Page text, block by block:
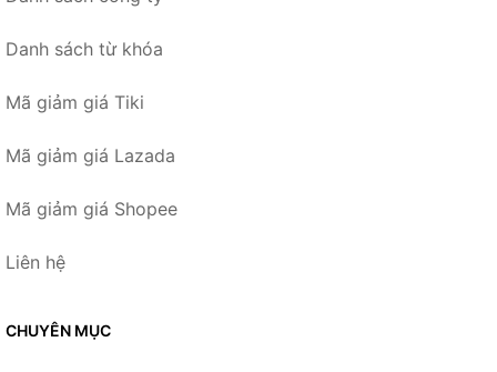
Danh sách từ khóa
Mã giảm giá Tiki
Mã giảm giá Lazada
Mã giảm giá Shopee
Liên hệ
CHUYÊN MỤC